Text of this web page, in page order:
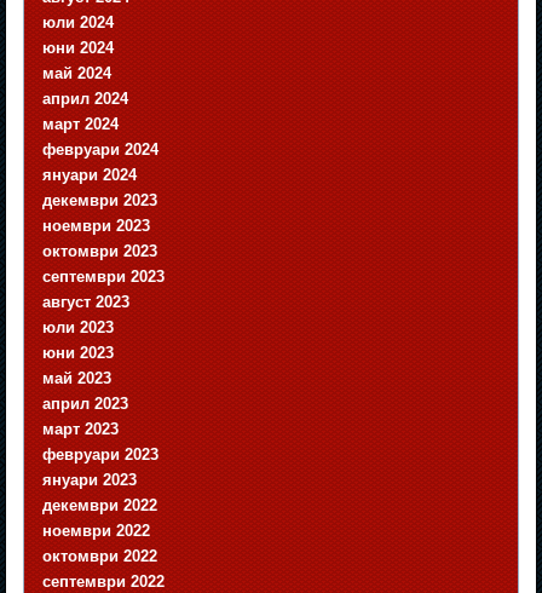
юли 2024
юни 2024
май 2024
април 2024
март 2024
февруари 2024
януари 2024
декември 2023
ноември 2023
октомври 2023
септември 2023
август 2023
юли 2023
юни 2023
май 2023
април 2023
март 2023
февруари 2023
януари 2023
декември 2022
ноември 2022
октомври 2022
септември 2022